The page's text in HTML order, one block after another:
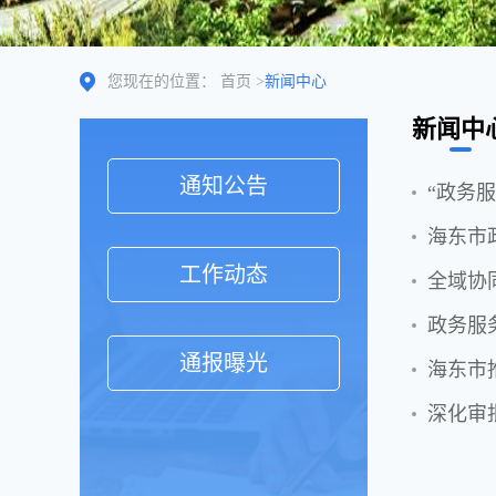
您现在的位置： 首页 >新闻中心
通知公告
工作动态
通报曝光
新闻中
“政务
海东市
全域协
政务服
海东市
深化审